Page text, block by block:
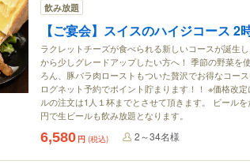
飲み放題
【ご宴会】スイスのハイジコース 2
ラクレットチーズが食べられる新しいコースが誕生
から少しグレードアップしたい方へ！ 季節の野菜を
ろん、豚バラ肉ローストもついた贅沢でお得なコー
ログネット予約でポイント貯まります！！ ※価格改
ルの注文は1人１杯までとさせて頂きます。 ビール
円で生ビールも飲み放題となります。
6,580 円 (税込) 2～34名様